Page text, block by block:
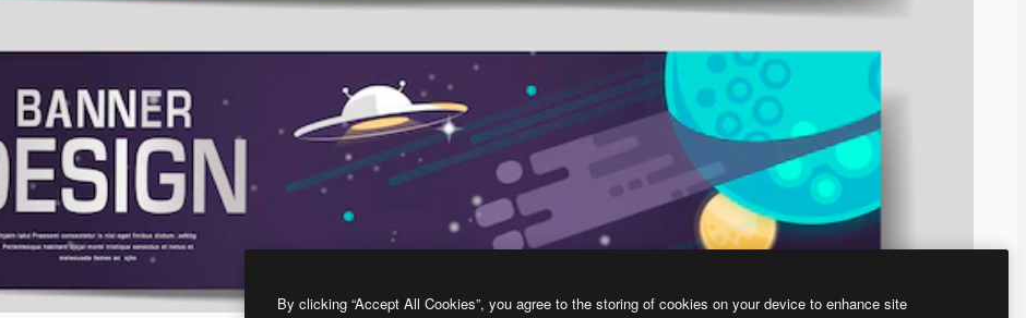
By clicking “Accept All Cookies”, you agree to the storing of cookies on your device to enhance site